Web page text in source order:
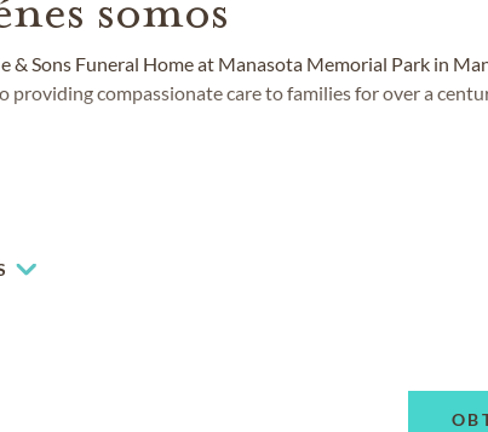
& Sons Funeral Home at Manasota Memorial Park in
providing compassionate care to families for over a